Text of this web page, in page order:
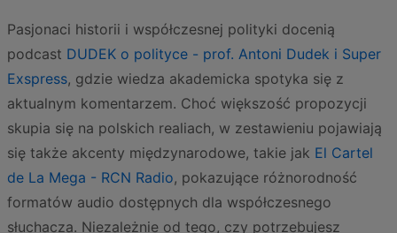
Pasjonaci historii i współczesnej polityki docenią
podcast DUDEK o polityce - prof. Antoni Dudek i Super
Exspress, gdzie wiedza akademicka spotyka się z
aktualnym komentarzem. Choć większość propozycji
skupia się na polskich realiach, w zestawieniu pojawiają
się także akcenty międzynarodowe, takie jak El Cartel
de La Mega - RCN Radio, pokazujące różnorodność
formatów audio dostępnych dla współczesnego
słuchacza. Niezależnie od tego, czy potrzebujesz